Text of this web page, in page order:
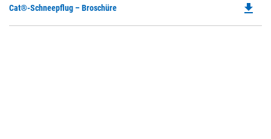
Cat®-Schneepflug – Broschüre file_download